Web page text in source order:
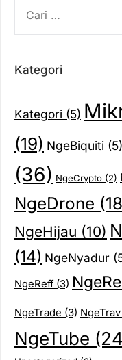
UNTUK:
Kategori
Kategori (5)
(19) NgeBiquiti (5)
(36) NgeCrypto (2)
NgeDrone
NgeHijau (10)
(14) NgeNyadur
NgeReff (3)
NgeTrade (3) NgeTrav
NgeTube